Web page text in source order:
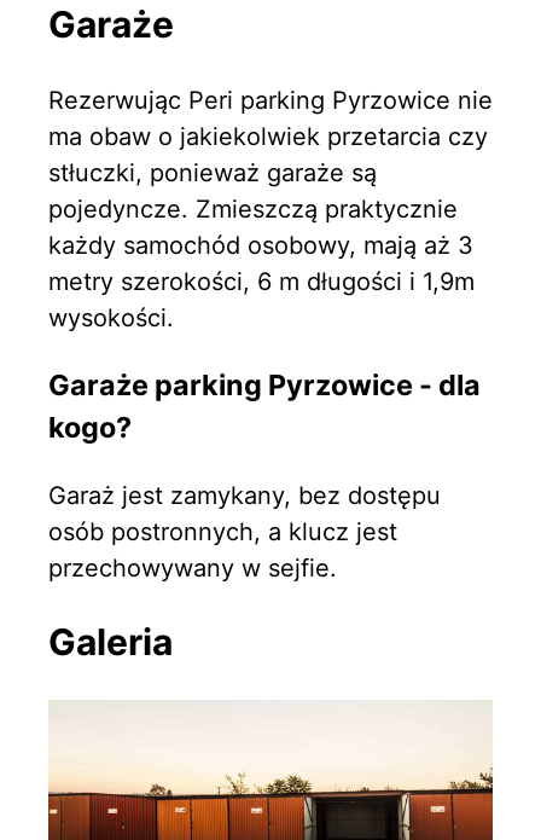
Garaże
Rezerwując Peri parking Pyrzowice nie
ma obaw o jakiekolwiek przetarcia czy
stłuczki, ponieważ garaże są
pojedyncze. Zmieszczą praktycznie
każdy samochód osobowy, mają aż 3
metry szerokości, 6 m długości i 1,9m
wysokości.
Garaże parking Pyrzowice - dla
kogo?
Garaż jest zamykany, bez dostępu
osób postronnych, a klucz jest
przechowywany w sejfie.
Galeria